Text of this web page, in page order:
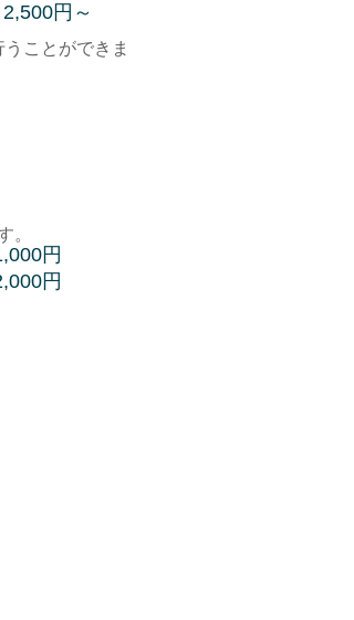
円～
ことができま
。
円
円